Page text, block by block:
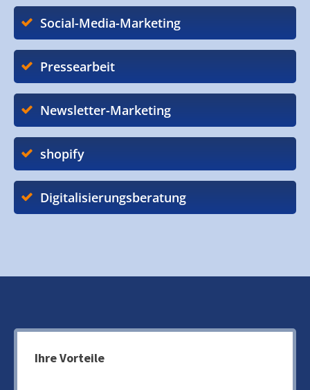
Social-Media-Marketing
Pressearbeit
Newsletter-Marketing
shopify
Digitalisierungsberatung
Ihre Vorteile